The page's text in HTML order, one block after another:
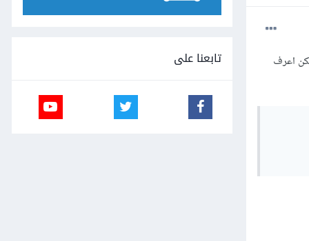
اعرف تابعنا على